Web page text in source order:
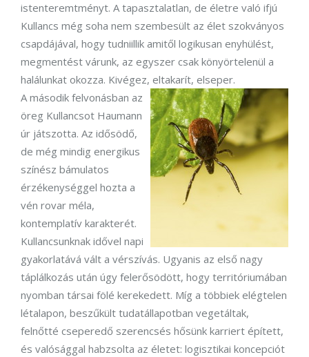
istenteremtményt. A tapasztalatlan, de életre való ifjú
Kullancs még soha nem szembesült az élet szokványos
csapdájával, hogy tudniillik amitől logikusan enyhülést,
megmentést várunk, az egyszer csak könyörtelenül a
halálunkat okozza. Kivégez, eltakarít, elseper.
A második felvonásban az
öreg Kullancsot Haumann
úr játszotta. Az idősödő,
de még mindig energikus
színész bámulatos
érzékenységgel hozta a
vén rovar méla,
kontemplatív karakterét.
Kullancsunknak idővel napi
gyakorlatává vált a vérszívás. Ugyanis az első nagy
táplálkozás után úgy felerősödött, hogy territóriumában
nyomban társai fölé kerekedett. Míg a többiek elégtelen
létalapon, beszűkült tudatállapotban vegetáltak,
felnőtté cseperedő szerencsés hősünk karriert épített,
és valósággal habzsolta az életet: logisztikai koncepciót